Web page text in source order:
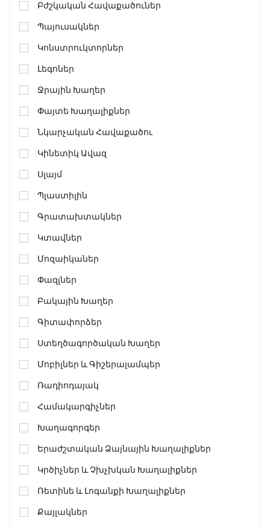
Բժշկական Հավաքածուներ
Պայուսակներ
Կոնստրուկտորներ
Լեգոներ
Ջրային Խաղեր
Փայտե Խաղալիքներ
Նկարչական Հավաքածու
Կինետիկ Ավազ
Սլայմ
Պլաստիլին
Գրատախտակներ
Կտավներ
Մոզաիկաներ
Փազլներ
Բակային Խաղեր
Գիտափորձեր
Ստեղծագործական Խաղեր
Մոբիլներ ԵՒ Գիշերալամպեր
Ռադիոդայակ
Համակարգիչներ
Խաղագորգեր
Երաժշտական Ձայնային Խաղալիքներ
Կրծիչներ ԵՒ Չխչխկան Խաղալիքներ
Ռետինե ԵՒ Լոգանքի Խաղալիքներ
Քայլակներ